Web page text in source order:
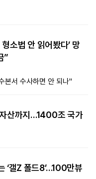
소법 안 읽어봤다’ 망
”
본서 수사하면 안 되나"
산까지…1400조 국가
‘갤Z 폴드8’…100만뷰